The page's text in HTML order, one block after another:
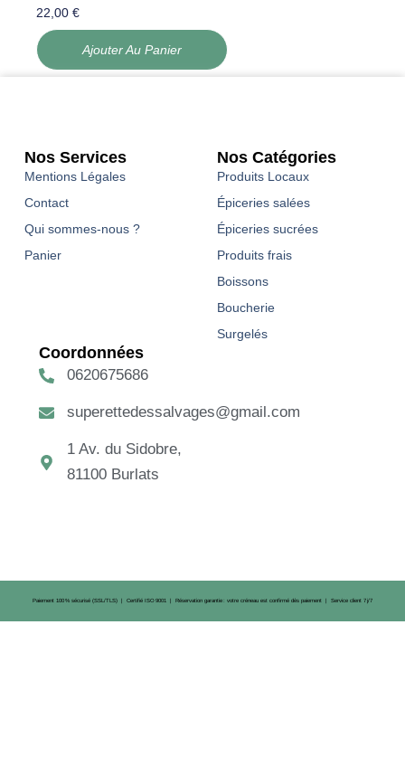
22,00€
Ajouter Au Panier
Nos Services
Mentions Légales
Contact
Qui sommes-nous ?
Panier
Nos Catégories
Produits Locaux
Épiceries salées
Épiceries sucrées
Produits frais
Boissons
Boucherie
Surgelés
Coordonnées
0620675686
superettedessalvages@gmail.com
1 Av. du Sidobre,
81100 Burlats
Paiement 100 % sécurisé (SSL/TLS) | Certifié ISO 9001 | Réservation garantie : votre créneau est confirmé dès paiement | Service client 7 j/7